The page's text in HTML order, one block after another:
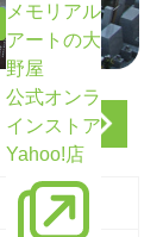
メモリアル
アートの大
野屋
公式オンラ
インストア
Yahoo!店